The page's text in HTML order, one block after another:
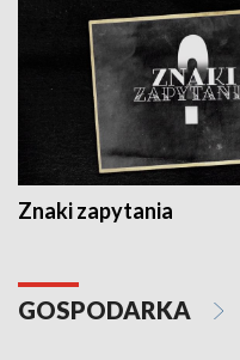
Znaki zapytania
GOSPODARKA